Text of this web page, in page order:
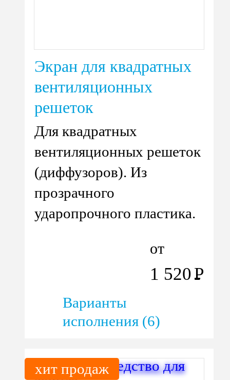
Экран для квадратных
вентиляционных
решеток
Для квадратных
вентиляционных решеток
(диффузоров). Из
прозрачного
ударопрочного пластика.
от
1 520Р
Варианты
исполнения (6)
хит продаж